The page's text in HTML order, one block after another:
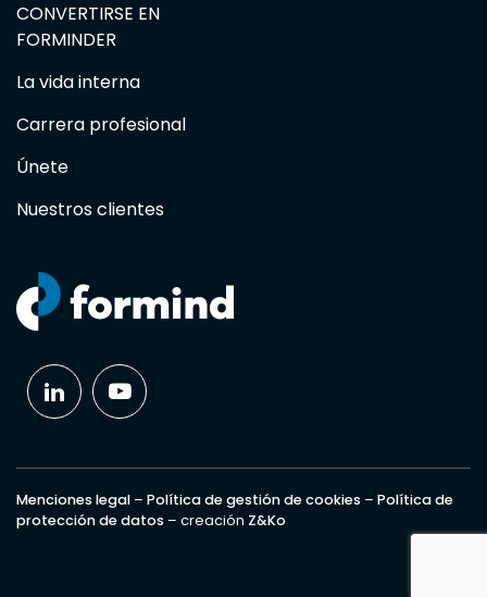
CONVERTIRSE EN
FORMINDER
La vida interna
Carrera profesional
Únete
Nuestros clientes
Menciones legal – Política de gestión de cookies – Política de
protección de datos – creación Z&Ko